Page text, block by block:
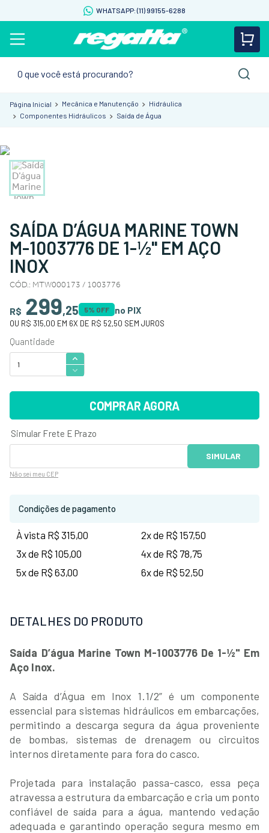
WHATSAPP: (11) 99155-6288
Mecânica e Manutenção
Hidráulica
Componentes Hidráulicos
Saída de Água
SAÍDA D’ÁGUA MARINE TOWN
M-1003776 DE 1-½" EM AÇO
INOX
CÓD.: MTW000173 / 1003776
R$ 299,25 5% OFF no PIX
OU R$ 315,00 EM 6X DE R$ 52,50 SEM JUROS
COMPRAR AGORA
Não sei meu CEP
Condições de pagamento
À vista R$ 315,00
2x de R$ 157,50
3x de R$ 105,00
4x de R$ 78,75
5x de R$ 63,00
6x de R$ 52,50
DETALHES DO PRODUTO
Saída D’água Marine Town M-1003776 De 1-½" Em
Aço Inox.
A Saída d’Água em Inox 1.1/2” é um componente
essencial para sistemas hidráulicos em embarcações,
permitindo a descarga segura da água proveniente
de bombas, sistemas de drenagem ou circuitos
internos diretamente para fora do casco.
Projetada para instalação passa-casco, essa peça
atravessa a estrutura da embarcação e cria um ponto
confiável de saída para a água, mantendo vedação
adequada e garantindo operação segura mesmo em